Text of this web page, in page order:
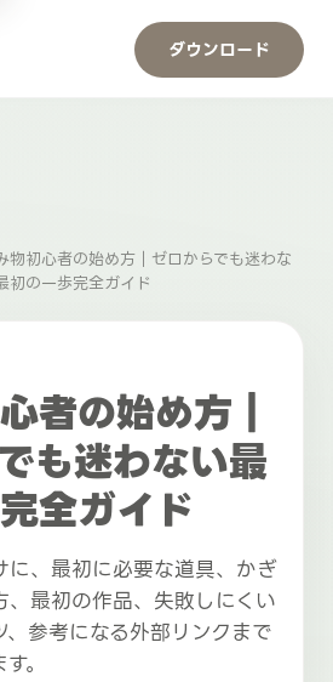
ダウンロード
物初心者の始め方｜ゼロからでも迷わな
初の一歩完全ガイド
者の始め方｜
も迷わない最
全ガイド
に、最初に必要な道具、かぎ
、最初の作品、失敗しにくい
参考になる外部リンクまで
。